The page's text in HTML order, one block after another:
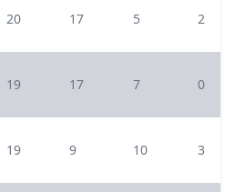
20 17 5 2
19 17 7 0
19 9 10 3